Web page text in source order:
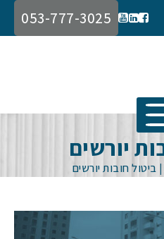
053-777-3025
יורשים
| ביטול חובות יורשים